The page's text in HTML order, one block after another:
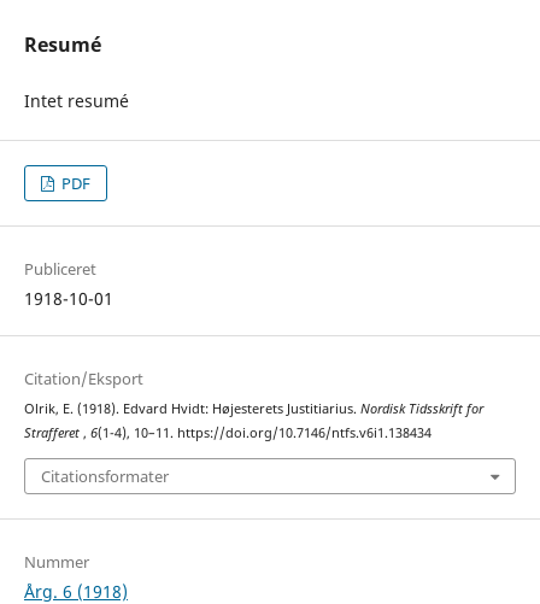
Resumé
Intet resumé
PDF
Publiceret
1918-10-01
Citation/Eksport
Olrik, E. (1918). Edvard Hvidt: Højesterets Justitiarius. Nordisk Tidsskrift for
Strafferet , 6(1-4), 10–11. https://doi.org/10.7146/ntfs.v6i1.138434
Citationsformater
Nummer
Årg. 6 (1918)